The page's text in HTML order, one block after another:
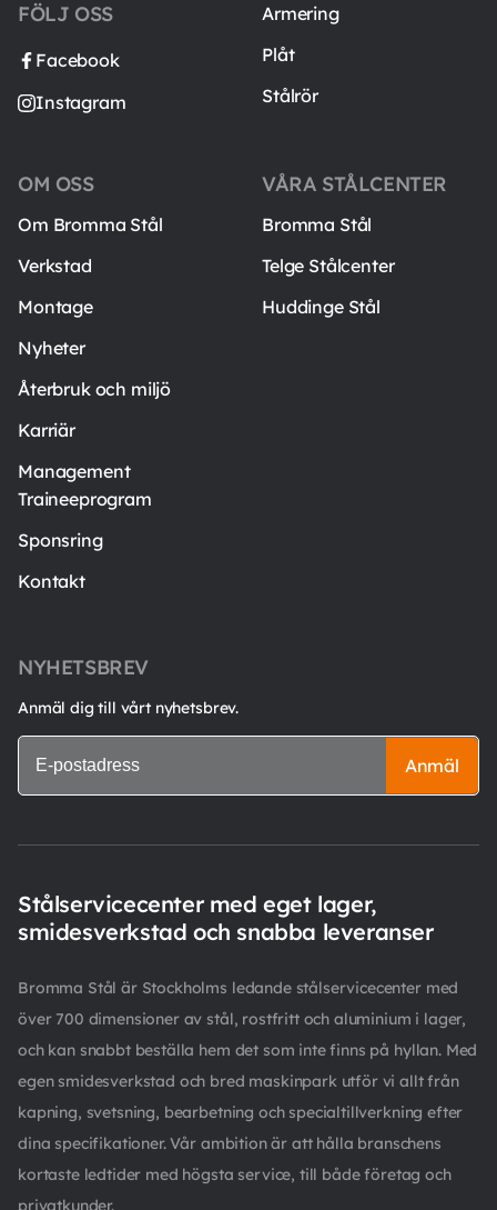
FÖLJ OSS
Facebook
Instagram
Armering
Plåt
Stålrör
VÅRA STÅLCENTER
Bromma Stål
Telge Stålcenter
Huddinge Stål
OM OSS
Om Bromma Stål
Verkstad
Montage
Nyheter
Återbruk och miljö
Karriär
Management
Traineeprogram
Sponsring
Kontakt
NYHETSBREV
Anmäl dig till vårt nyhetsbrev.
Anmäl
Stålservicecenter med eget lager,
smidesverkstad och snabba leveranser
Bromma Stål är Stockholms ledande stålservicecenter med
över 700 dimensioner av stål, rostfritt och aluminium i lager,
och kan snabbt beställa hem det som inte finns på hyllan. Med
egen smidesverkstad och bred maskinpark utför vi allt från
kapning, svetsning, bearbetning och specialtillverkning efter
dina specifikationer. Vår ambition är att hålla branschens
kortaste ledtider med högsta service, till både företag och
privatkunder.